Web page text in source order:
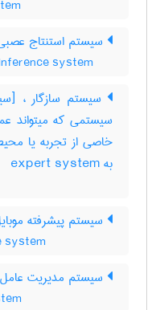
سیستم استنتاج
system
سیستم سازگار ،
سیستمی که میتواند
خاصی از تجربه یا
به ‎ expert system
سیستم پیشرفته
system
سیستم مدیریت عامل